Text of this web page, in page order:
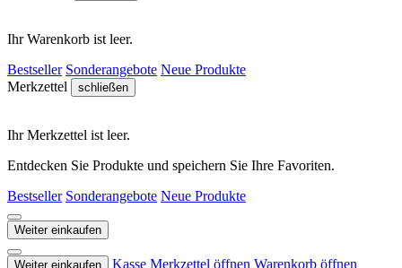
Ihr Warenkorb ist leer.
Bestseller Sonderangebote Neue Produkte
Merkzettel
schließen
Ihr Merkzettel ist leer.
Entdecken Sie Produkte und speichern Sie Ihre Favoriten.
Bestseller Sonderangebote Neue Produkte
Weiter einkaufen
Weiter einkaufen Kasse Merkzettel öffnen Warenkorb öffnen